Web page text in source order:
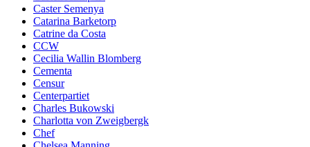
Caster Semenya
Catarina Barketorp
Catrine da Costa
CCW
Cecilia Wallin Blomberg
Cementa
Censur
Centerpartiet
Charles Bukowski
Charlotta von Zweigbergk
Chef